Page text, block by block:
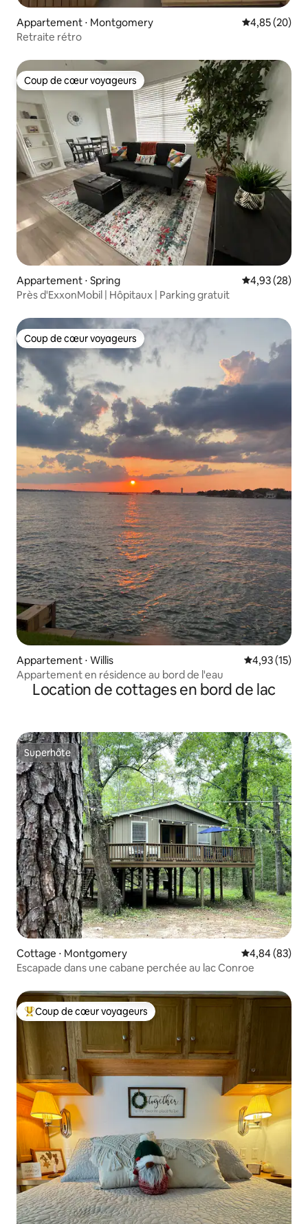
Appartement ⋅ Montgomery Évaluation
4,85 (20)
Retraite rétro
Coup de cœur voyageurs
Coup de cœur voyageurs
Appartement ⋅ Spring Évaluation
4,93 (28)
Près d'ExxonMobil | Hôpitaux | Parking gratuit
Coup de cœur voyageurs
Coup de cœur voyageurs
Appartement ⋅ Willis Évaluation
4,93 (15)
Appartement en résidence au bord de l'eau
Location de cottages en bord de lac
Superhôte
Superhôte
Cottage ⋅ Montgomery Évaluation
4,84 (83)
Escapade dans une cabane perchée au lac Conroe
Coups de cœur voyageurs les plus appréciés
Coup de cœur voyageurs